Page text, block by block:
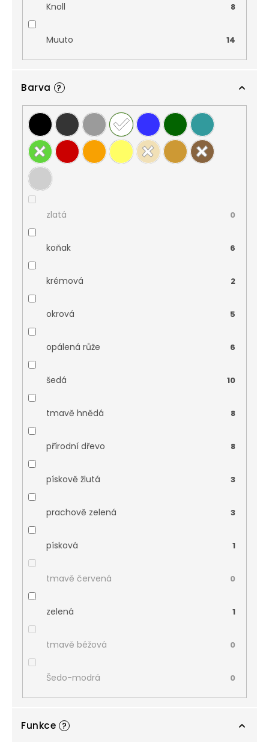
Knoll 8
Muuto 14
Barva ?
zlatá 0
koňak 6
krémová 2
okrová 5
opálená růže 6
šedá 10
tmavě hnědá 8
přírodní dřevo 8
pískově žlutá 3
prachově zelená 3
písková 1
tmavě červená 0
zelená 1
tmavě béžová 0
Šedo-modrá 0
Funkce ?